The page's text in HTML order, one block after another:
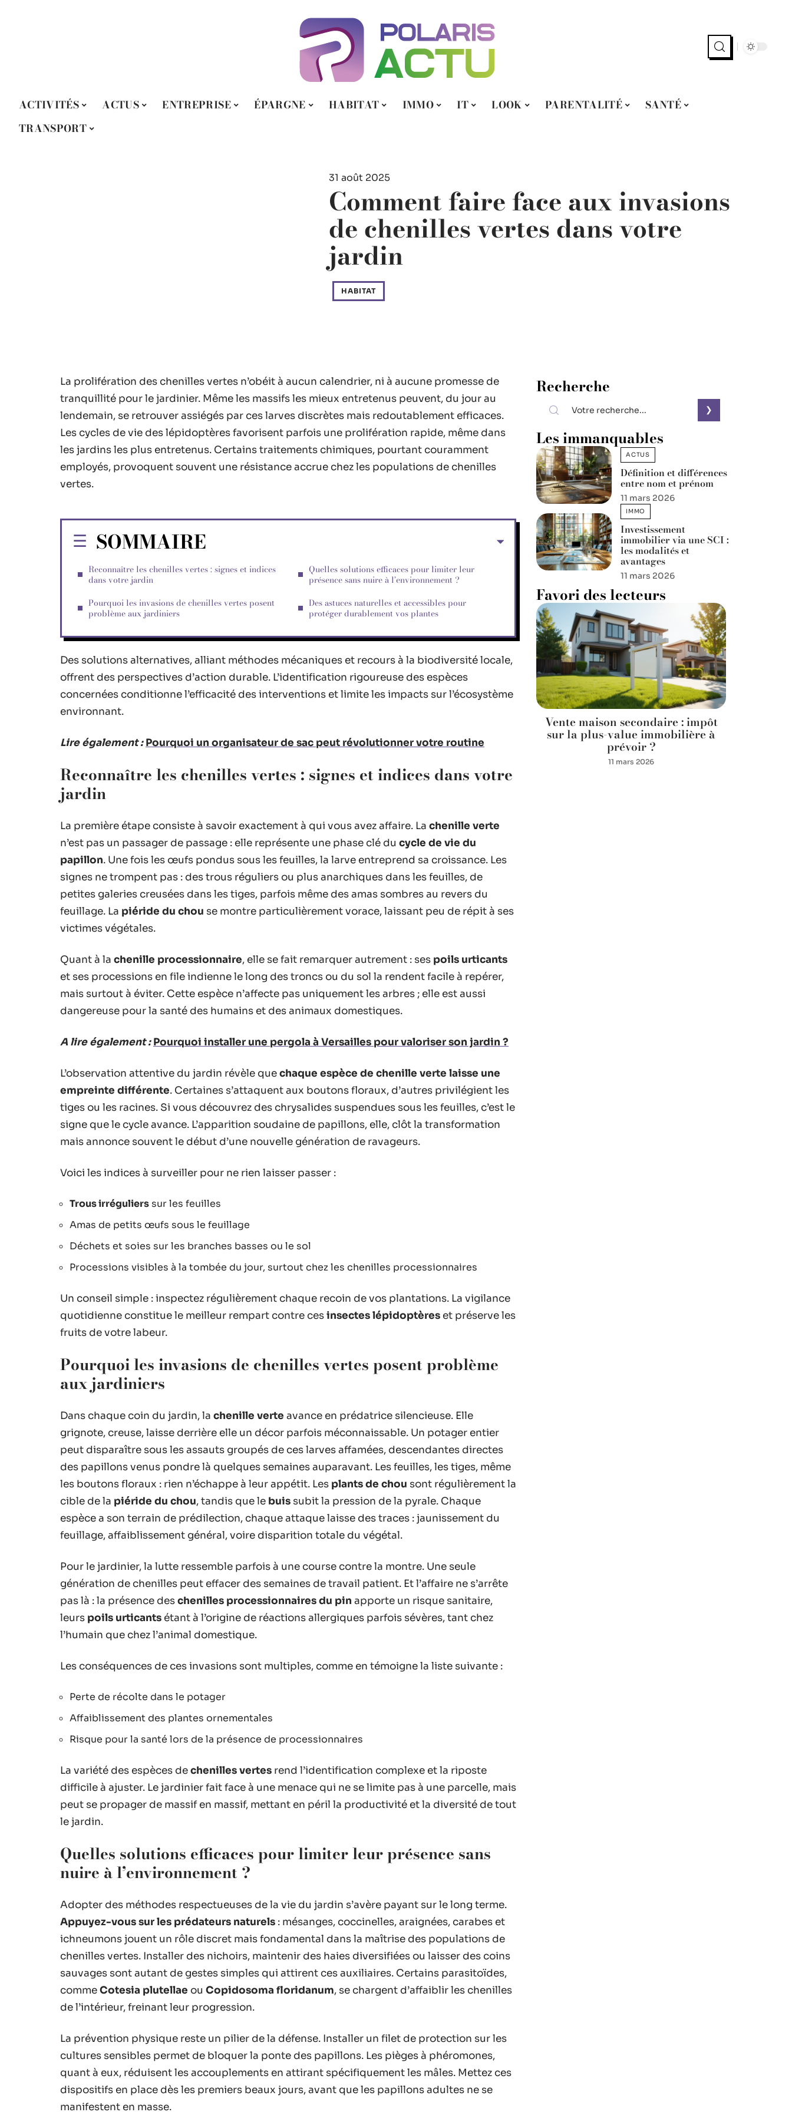
ACTIVITÉS ACTUS ENTREPRISE ÉPARGNE HABITAT IMMO IT LOOK PARENTALITÉ
SANTÉ
TRANSPORT
31 août 2025
Comment faire face aux invasions
de chenilles vertes dans votre
jardin
HABITAT
La prolifération des chenilles vertes n’obéit à aucun calendrier, ni à aucune promesse de
tranquillité pour le jardinier. Même les massifs les mieux entretenus peuvent, du jour au
lendemain, se retrouver assiégés par ces larves discrètes mais redoutablement efficaces.
Les cycles de vie des lépidoptères favorisent parfois une prolifération rapide, même dans
les jardins les plus entretenus. Certains traitements chimiques, pourtant couramment
employés, provoquent souvent une résistance accrue chez les populations de chenilles
vertes.
SOMMAIRE
Reconnaître les chenilles vertes : signes et indices
dans votre jardin
Pourquoi les invasions de chenilles vertes posent
problème aux jardiniers
Quelles solutions efficaces pour limiter leur
présence sans nuire à l’environnement ?
Des astuces naturelles et accessibles pour
protéger durablement vos plantes
Des solutions alternatives, alliant méthodes mécaniques et recours à la biodiversité locale,
offrent des perspectives d’action durable. L’identification rigoureuse des espèces
concernées conditionne l’efficacité des interventions et limite les impacts sur l’écosystème
environnant.
Lire également : Pourquoi un organisateur de sac peut révolutionner votre routine
Reconnaître les chenilles vertes : signes et indices dans votre
jardin
La première étape consiste à savoir exactement à qui vous avez affaire. La chenille verte
n’est pas un passager de passage : elle représente une phase clé du cycle de vie du
papillon. Une fois les œufs pondus sous les feuilles, la larve entreprend sa croissance. Les
signes ne trompent pas : des trous réguliers ou plus anarchiques dans les feuilles, de
petites galeries creusées dans les tiges, parfois même des amas sombres au revers du
feuillage. La piéride du chou se montre particulièrement vorace, laissant peu de répit à ses
victimes végétales.
Quant à la chenille processionnaire, elle se fait remarquer autrement : ses poils urticants
et ses processions en file indienne le long des troncs ou du sol la rendent facile à repérer,
mais surtout à éviter. Cette espèce n’affecte pas uniquement les arbres ; elle est aussi
dangereuse pour la santé des humains et des animaux domestiques.
A lire également : Pourquoi installer une pergola à Versailles pour valoriser son jardin ?
L’observation attentive du jardin révèle quechaque espèce de chenille verte laisse une
empreinte différente. Certaines s’attaquent aux boutons floraux, d’autres privilégient les
tiges ou les racines. Si vous découvrez des chrysalides suspendues sous les feuilles, c’est le
signe que le cycle avance. L’apparition soudaine de papillons, elle, clôt la transformation
mais annonce souvent le début d’une nouvelle génération de ravageurs.
Voici les indices à surveiller pour ne rien laisser passer :
Trous irréguliers sur les feuilles
Amas de petits œufs sous le feuillage
Déchets et soies sur les branches basses ou le sol
Processions visibles à la tombée du jour, surtout chez les chenilles processionnaires
Un conseil simple : inspectez régulièrement chaque recoin de vos plantations. La vigilance
quotidienne constitue le meilleur rempart contre cesinsectes lépidoptères et préserve les
fruits de votre labeur.
Pourquoi les invasions de chenilles vertes posent problème
aux jardiniers
Dans chaque coin du jardin, la chenille verte avance en prédatrice silencieuse. Elle
grignote, creuse, laisse derrière elle un décor parfois méconnaissable. Un potager entier
peut disparaître sous les assauts groupés de ces larves affamées, descendantes directes
des papillons venus pondre là quelques semaines auparavant. Les feuilles, les tiges, même
les boutons floraux : rien n’échappe à leur appétit. Les plants de chou sont régulièrement la
cible de la piéride du chou, tandis que le buis subit la pression de la pyrale. Chaque
espèce a son terrain de prédilection, chaque attaque laisse des traces : jaunissement du
feuillage, affaiblissement général, voire disparition totale du végétal.
Pour le jardinier, la lutte ressemble parfois à une course contre la montre. Une seule
génération de chenilles peut effacer des semaines de travail patient. Et l’affaire ne s’arrête
pas là : la présence deschenilles processionnaires du pin apporte un risque sanitaire,
leurs poils urticants étant à l’origine de réactions allergiques parfois sévères, tant chez
l’humain que chez l’animal domestique.
Les conséquences de ces invasions sont multiples, comme en témoigne la liste suivante :
Perte de récolte dans le potager
Affaiblissement des plantes ornementales
Risque pour la santé lors de la présence de processionnaires
La variété des espèces dechenilles vertes rend l’identification complexe et la riposte
difficile à ajuster. Le jardinier fait face à une menace qui ne se limite pas à une parcelle, mais
peut se propager de massif en massif, mettant en péril la productivité et la diversité de tout
le jardin.
Quelles solutions efficaces pour limiter leur présence sans
nuire à l’environnement ?
Adopter des méthodes respectueuses de la vie du jardin s’avère payant sur le long terme.
Appuyez-vous sur les prédateurs naturels : mésanges, coccinelles, araignées, carabes et
ichneumons jouent un rôle discret mais fondamental dans la maîtrise des populations de
chenilles vertes. Installer des nichoirs, maintenir des haies diversifiées ou laisser des coins
sauvages sont autant de gestes simples qui attirent ces auxiliaires. Certains parasitoïdes,
commeCotesia plutellae ou Copidosoma floridanum, se chargent d’affaiblir les chenilles
de l’intérieur, freinant leur progression.
La prévention physique reste un pilier de la défense. Installer un filet de protection sur les
cultures sensibles permet de bloquer la ponte des papillons. Les pièges à phéromones,
quant à eux, réduisent les accouplements en attirant spécifiquement les mâles. Mettez ces
dispositifs en place dès les premiers beaux jours, avant que les papillons adultes ne se
manifestent en masse.
Recherche
Les immanquables
ACTUS
Définition et différences
entre nom et prénom
11 mars 2026
IMMO
Investissement
immobilier via une SCI :
les modalités et
avantages
11 mars 2026
Favori des lecteurs
Vente maison secondaire : impôt
sur la plus-value immobilière à
prévoir ?
11 mars 2026